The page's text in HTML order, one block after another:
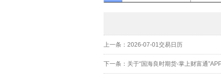
上一条：2026-07-01交易日历
下一条：关于“国海良时期货-掌上财富通